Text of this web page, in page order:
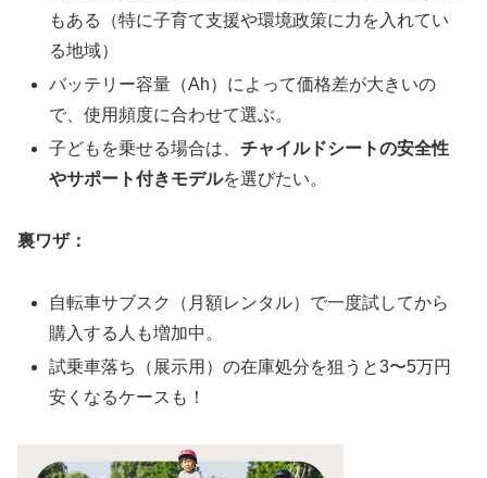
もある（特に子育て支援や環境政策に力を入れてい
る地域）
バッテリー容量（Ah）によって価格差が大きいの
で、使用頻度に合わせて選ぶ。
子どもを乗せる場合は、チャイルドシートの安全性
やサポート付きモデルを選びたい。
裏ワザ：
自転車サブスク（月額レンタル）で一度試してから
購入する人も増加中。
試乗車落ち（展示用）の在庫処分を狙うと3〜5万円
安くなるケースも！